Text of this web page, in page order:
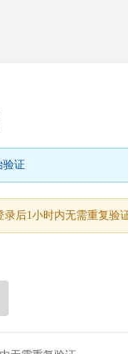
验证
后1小时内无需重复验